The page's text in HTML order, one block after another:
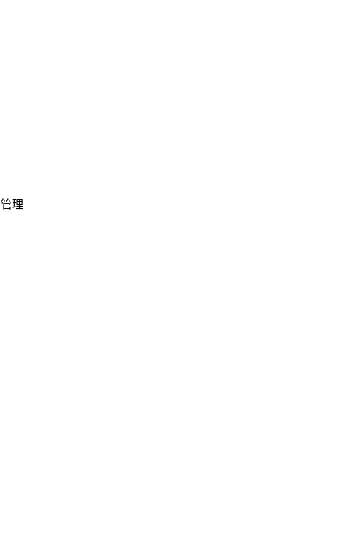
理